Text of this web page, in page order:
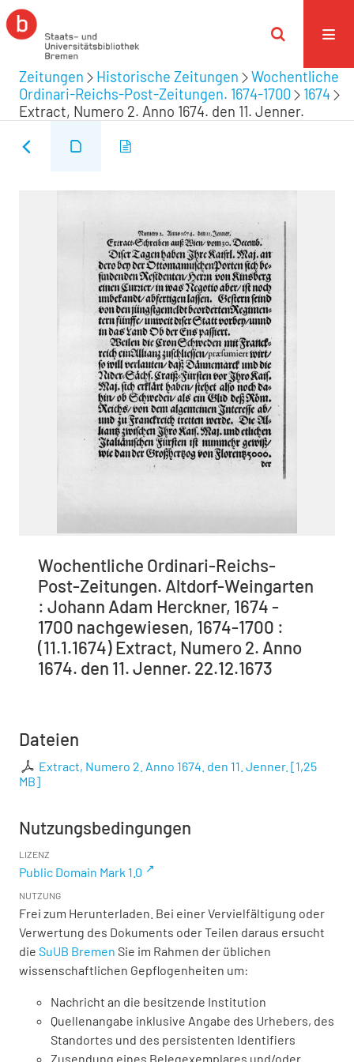
Zeitungen Historische Zeitungen
Wochentliche
Ordinari-Reichs-Post-Zeitungen. 1674-1700
1674
Extract, Numero 2. Anno 1674. den 11. Jenner.
Wochentliche Ordinari-Reichs-
Post-Zeitungen. Altdorf-Weingarten
: Johann Adam Herckner, 1674 -
1700 nachgewiesen, 1674-1700 :
(11.1.1674) Extract, Numero 2. Anno
1674. den 11. Jenner. 22.12.1673
Dateien
Extract, Numero 2. Anno 1674. den 11. Jenner. [1,25
MB]
Nutzungsbedingungen
LIZENZ
Public Domain Mark 1.0
NUTZUNG
Frei zum Herunterladen. Bei einer Vervielfältigung oder
Verwertung des Dokuments oder Teilen daraus ersucht
die SuUB Bremen Sie im Rahmen der üblichen
wissenschaftlichen Gepflogenheiten um:
Nachricht an die besitzende Institution
Quellenangabe inklusive Angabe des Urhebers, des
Standortes und des persistenten Identifiers
Zusendung eines Belegexemplares und/oder